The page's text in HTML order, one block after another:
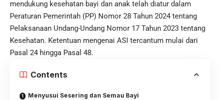
mendukung kesehatan bayi dan anak telah diatur dalam
Peraturan Pemerintah (PP) Nomor 28 Tahun 2024 tentang
Pelaksanaan Undang-Undang Nomor 17 Tahun 2023 tentang
Kesehatan. Ketentuan mengenai ASI tercantum mulai dari
Pasal 24 hingga Pasal 48.
Contents
Menyusui Sesering dan Semau Bayi